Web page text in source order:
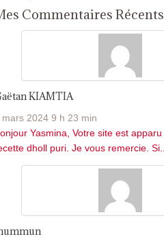
Commentaires Récents
KIAMTIA
mars 2024 9 h 23 min
Yasmina, Votre site est
dholl puri. Je vous remercie.